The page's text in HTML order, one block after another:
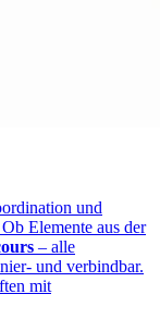
und
Elemente aus der
– alle
und verbindbar.
mit